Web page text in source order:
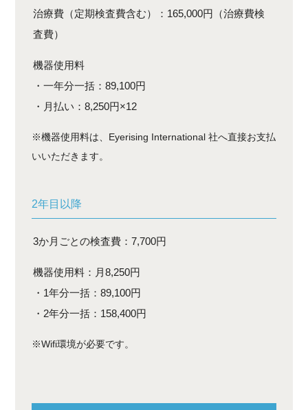
治療費（定期検査費含む）：165,000円（治療費検
査費）
機器使用料
・一年分一括：89,100円
・月払い：8,250円×12
※機器使用料は、Eyerising International 社へ直接お支払
いいただきます。
2年目以降
3か月ごとの検査費：7,700円
機器使用料：月8,250円
・1年分一括：89,100円
・2年分一括：158,400円
※Wifi環境が必要です。